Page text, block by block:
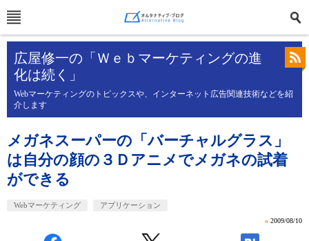
広屋修一の「Ｗｅｂマーケティングの進
化は続く」
Webマーケティングのトピックスや、インターネット広告関連技術などを紹
介します
メガネスーパーの「バーチャルグラス」
は自分の顔の３Ｄアニメでメガネの試着
ができる
Webマーケティング アプリケーション
» 2009/08/10